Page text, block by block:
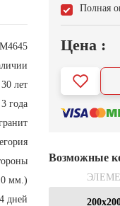
30 лет
3 года
мм.)
дней
Полная
Цена :
Возможные